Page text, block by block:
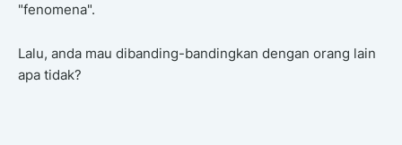
"fenomena".
Lalu, anda mau dibanding-bandingkan dengan orang lain
apa tidak?